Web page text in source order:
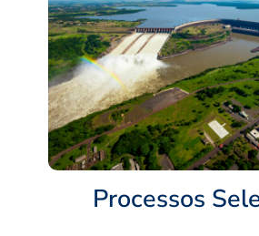
Processos